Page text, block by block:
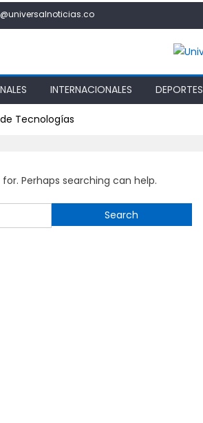
INTERNACIONALES DEPORTES
Tecnologías
Perhaps searching can help.
for: